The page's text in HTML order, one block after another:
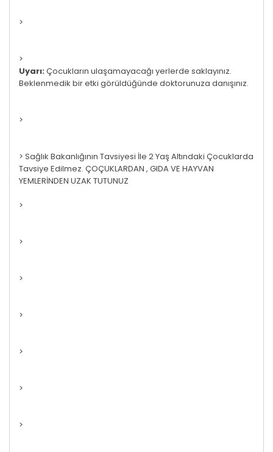
>
>
Uyarı:Çocukların ulaşamayacağı yerlerde saklayınız.
Beklenmedik bir etki görüldüğünde doktorunuza danışınız.
>
> Sağlık Bakanlığının Tavsiyesi İle 2 Yaş Altındaki Çocuklarda
Tavsiye Edilmez. ÇOÇUKLARDAN , GIDA VE HAYVAN
YEMLERİNDEN UZAK TUTUNUZ
>
>
>
>
>
>
>